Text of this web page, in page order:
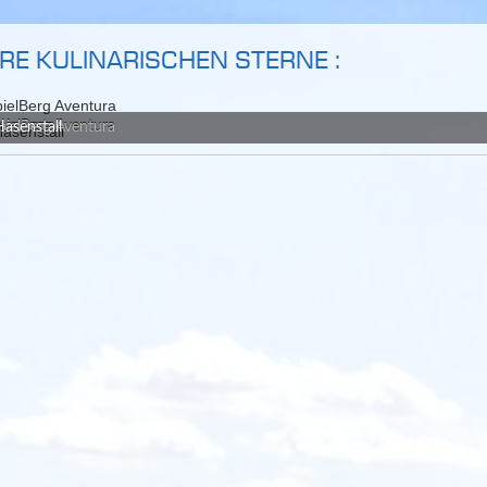
KULINARISCHEN STERNE :
Aventura